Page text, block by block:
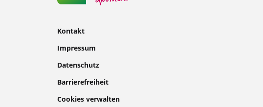
Kontakt
Impressum
Datenschutz
Barrierefreiheit
Cookies verwalten